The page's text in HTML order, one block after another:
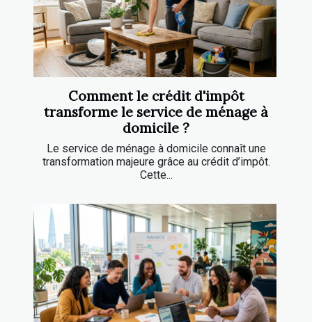
Comment le crédit d'impôt
transforme le service de ménage à
domicile ?
Le service de ménage à domicile connaît une
transformation majeure grâce au crédit d’impôt.
Cette...